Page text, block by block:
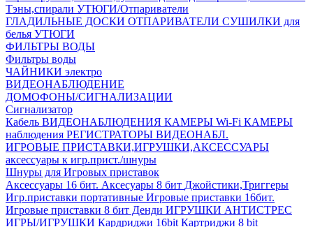
Тэны,спирали УТЮГИ/Отпариватели
ГЛАДИЛЬНЫЕ ДОСКИ ОТПАРИВАТЕЛИ СУШИЛКИ для
белья УТЮГИ
ФИЛЬТРЫ ВОДЫ
Фильтры воды
ЧАЙНИКИ электро
ВИДЕОНАБЛЮДЕНИЕ
ДОМОФОНЫ/СИГНАЛИЗАЦИИ
Сигнализатор
Кабель ВИДЕОНАБЛЮДЕНИЯ КАМЕРЫ Wi-Fi КАМЕРЫ
наблюдения РЕГИСТРАТОРЫ ВИДЕОНАБЛ.
ИГРОВЫЕ ПРИСТАВКИ,ИГРУШКИ,АКСЕССУАРЫ
аксесcуары к игр.прист./шнуры
Шнуры для Игровых приставок
Аксессуары 16 бит. Аксесуары 8 бит Джойстики,Триггеры
Игр.приставки портативные Игровые приставки 16бит.
Игровые приставки 8 бит Денди ИГРУШКИ АНТИСТРЕС
ИГРЫ/ИГРУШКИ Кардриджи 16bit Картриджи 8 bit